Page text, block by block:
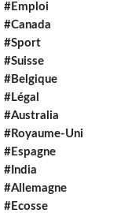
#Emploi
#Canada
#Sport
#Suisse
#Belgique
#Légal
#Australia
#Royaume-Uni
#Espagne
#India
#Allemagne
#Ecosse